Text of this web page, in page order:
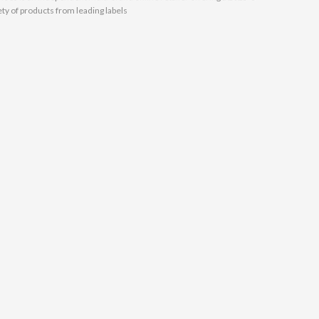
of products from leading labels.